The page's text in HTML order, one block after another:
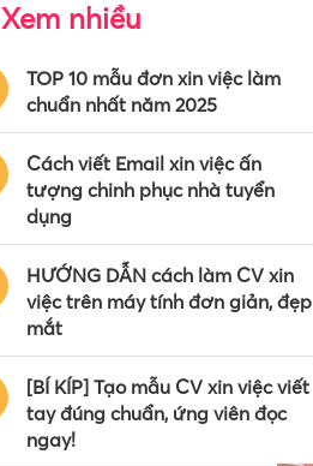
Xem nhiều
TOP 10 mẫu đơn xin việc làm
chuẩn nhất năm 2025
Cách viết Email xin việc ấn
tượng chinh phục nhà tuyển
dụng
HƯỚNG DẪN cách làm CV xin
việc trên máy tính đơn giản, đẹp
mắt
[BÍ KÍP] Tạo mẫu CV xin việc viết
tay đúng chuẩn, ứng viên đọc
ngay!